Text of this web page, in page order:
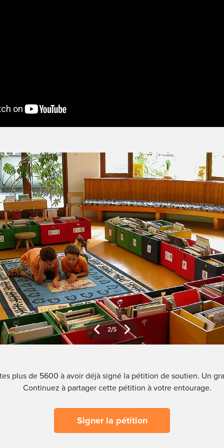
Signer la pétition
2/5
plus de 5600 à avoir déjà signé la pétition de soutien. Un
Continuez à partager cette pétition à votre entourage.